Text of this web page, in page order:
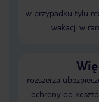
w przypadku tylu
wakacji w
rozszerza
ochrony od